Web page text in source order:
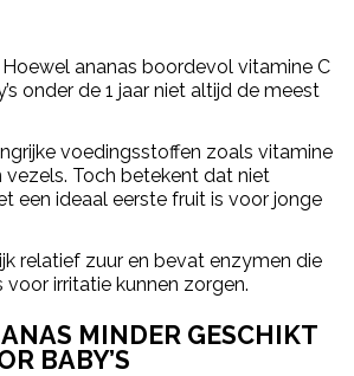
ananas boordevol vitamine C
onder de 1 jaar niet altijd de meest
voedingsstoffen zoals vitamine
vezels. Toch betekent dat niet
een ideaal eerste fruit is voor jonge
relatief zuur en bevat enzymen die
voor irritatie kunnen zorgen.
MINDER GESCHIKT
BABY’S